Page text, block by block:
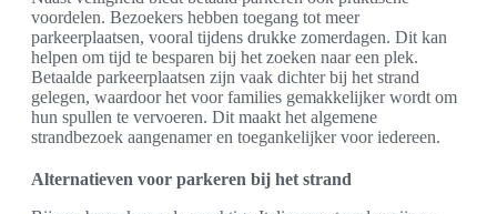
voordelen. Bezoekers hebben toegang tot meer
parkeerplaatsen, vooral tijdens drukke zomerdagen. Dit kan
helpen om tijd te besparen bij het zoeken naar een plek.
Betaalde parkeerplaatsen zijn vaak dichter bij het strand
gelegen, waardoor het voor families gemakkelijker wordt om
hun spullen te vervoeren. Dit maakt het algemene
strandbezoek aangenamer en toegankelijker voor iedereen.
Alternatieven voor parkeren bij het strand